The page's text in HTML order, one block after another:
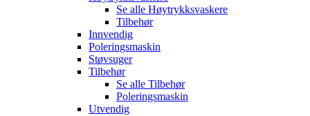
Se alle Høytrykksvaskere
Tilbehør
Innvendig
Poleringsmaskin
Støvsuger
Tilbehør
Se alle Tilbehør
Poleringsmaskin
Utvendig